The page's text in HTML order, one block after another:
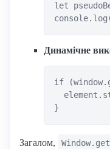
let
Динамічне
if
Загалом,